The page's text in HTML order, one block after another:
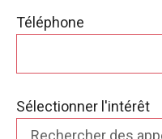
Téléphone
Sélectionner l'intérêt